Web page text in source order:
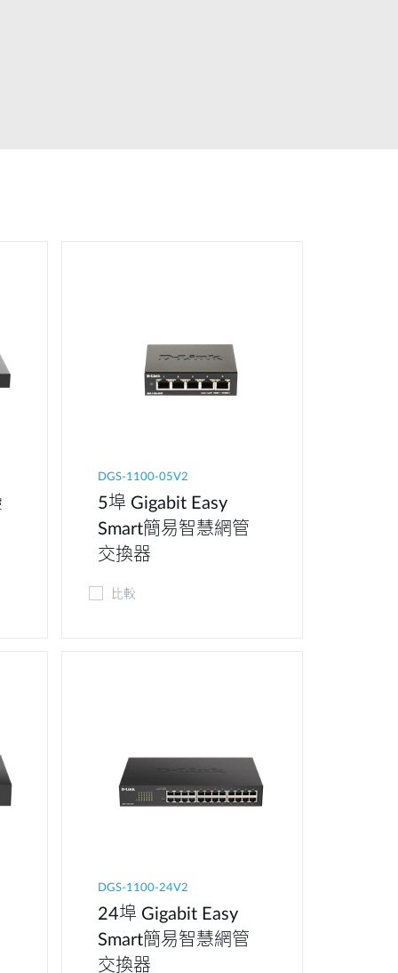
DGS-1100-05V2
5埠 Gigabit Easy
Smart簡易智慧網管
交換器
比較
DGS-1100-24V2
24埠 Gigabit Easy
Smart簡易智慧網管
交換器